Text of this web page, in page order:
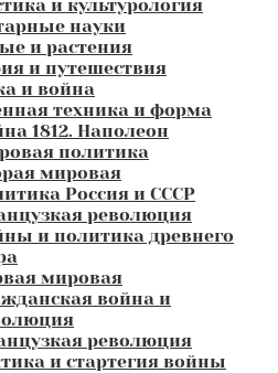
и культурология
науки
и растения
и путешествия
и война
техника и форма
1812. Наполеон
политика
мировая
Россия и СССР
революция
и политика древнего
мировая
война и
революция
и стартегия войны